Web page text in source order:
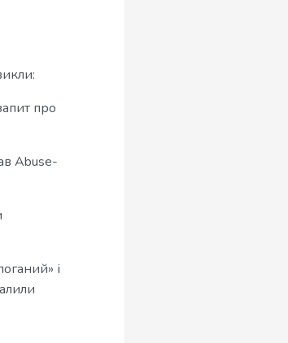
про
Abuse-
і